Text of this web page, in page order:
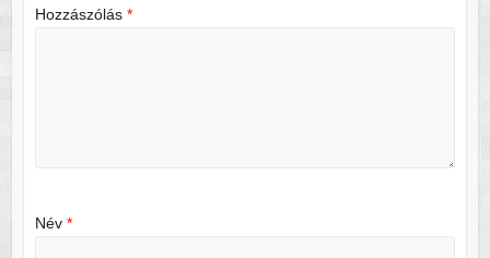
Hozzászólás *
Név *